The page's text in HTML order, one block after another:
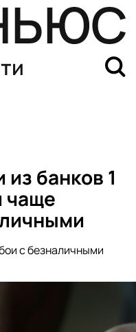
банков 1
чаще
с безналичными
инструкторы